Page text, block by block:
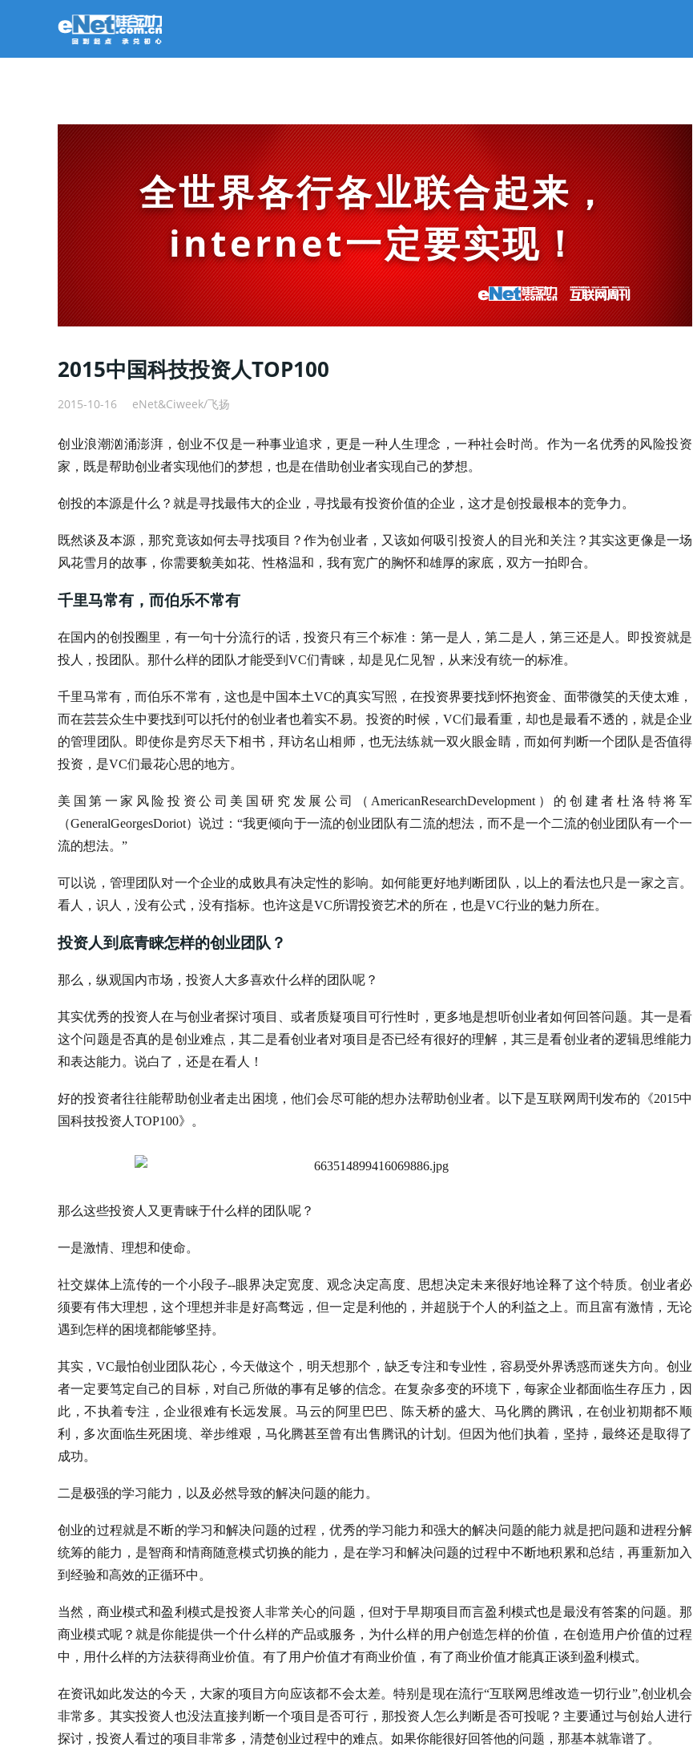
全世界各行各业联合起来，
internet一定要实现！
2015中国科技投资人TOP100
2015-10-16 eNet&Ciweek/飞扬
创业浪潮汹涌澎湃，创业不仅是一种事业追求，更是一种人生理念，一种社会时尚。作为一名优秀的风险投资
家，既是帮助创业者实现他们的梦想，也是在借助创业者实现自己的梦想。
创投的本源是什么？就是寻找最伟大的企业，寻找最有投资价值的企业，这才是创投最根本的竞争力。
既然谈及本源，那究竟该如何去寻找项目？作为创业者，又该如何吸引投资人的目光和关注？其实这更像是一场
风花雪月的故事，你需要貌美如花、性格温和，我有宽广的胸怀和雄厚的家底，双方一拍即合。
千里马常有，而伯乐不常有
在国内的创投圈里，有一句十分流行的话，投资只有三个标准：第一是人，第二是人，第三还是人。即投资就是
投人，投团队。那什么样的团队才能受到VC们青睐，却是见仁见智，从来没有统一的标准。
千里马常有，而伯乐不常有，这也是中国本土VC的真实写照，在投资界要找到怀抱资金、面带微笑的天使太难，
而在芸芸众生中要找到可以托付的创业者也着实不易。投资的时候，VC们最看重，却也是最看不透的，就是企业
的管理团队。即使你是穷尽天下相书，拜访名山相师，也无法练就一双火眼金睛，而如何判断一个团队是否值得
投资，是VC们最花心思的地方。
美国第一家风险投资公司美国研究发展公司（AmericanResearchDevelopment）的创建者杜洛特将军
（GeneralGeorgesDoriot）说过：“我更倾向于一流的创业团队有二流的想法，而不是一个二流的创业团队有一个一
流的想法。”
可以说，管理团队对一个企业的成败具有决定性的影响。如何能更好地判断团队，以上的看法也只是一家之言。
看人，识人，没有公式，没有指标。也许这是VC所谓投资艺术的所在，也是VC行业的魅力所在。
投资人到底青睐怎样的创业团队？
那么，纵观国内市场，投资人大多喜欢什么样的团队呢？
其实优秀的投资人在与创业者探讨项目、或者质疑项目可行性时，更多地是想听创业者如何回答问题。其一是看
这个问题是否真的是创业难点，其二是看创业者对项目是否已经有很好的理解，其三是看创业者的逻辑思维能力
和表达能力。说白了，还是在看人！
好的投资者往往能帮助创业者走出困境，他们会尽可能的想办法帮助创业者。以下是互联网周刊发布的《2015中
国科技投资人TOP100》。
那么这些投资人又更青睐于什么样的团队呢？
一是激情、理想和使命。
社交媒体上流传的一个小段子--眼界决定宽度、观念决定高度、思想决定未来很好地诠释了这个特质。创业者必
须要有伟大理想，这个理想并非是好高骛远，但一定是利他的，并超脱于个人的利益之上。而且富有激情，无论
遇到怎样的困境都能够坚持。
其实，VC最怕创业团队花心，今天做这个，明天想那个，缺乏专注和专业性，容易受外界诱惑而迷失方向。创业
者一定要笃定自己的目标，对自己所做的事有足够的信念。在复杂多变的环境下，每家企业都面临生存压力，因
此，不执着专注，企业很难有长远发展。马云的阿里巴巴、陈天桥的盛大、马化腾的腾讯，在创业初期都不顺
利，多次面临生死困境、举步维艰，马化腾甚至曾有出售腾讯的计划。但因为他们执着，坚持，最终还是取得了
成功。
二是极强的学习能力，以及必然导致的解决问题的能力。
创业的过程就是不断的学习和解决问题的过程，优秀的学习能力和强大的解决问题的能力就是把问题和进程分解
统筹的能力，是智商和情商随意模式切换的能力，是在学习和解决问题的过程中不断地积累和总结，再重新加入
到经验和高效的正循环中。
当然，商业模式和盈利模式是投资人非常关心的问题，但对于早期项目而言盈利模式也是最没有答案的问题。那
商业模式呢？就是你能提供一个什么样的产品或服务，为什么样的用户创造怎样的价值，在创造用户价值的过程
中，用什么样的方法获得商业价值。有了用户价值才有商业价值，有了商业价值才能真正谈到盈利模式。
在资讯如此发达的今天，大家的项目方向应该都不会太差。特别是现在流行“互联网思维改造一切行业”,创业机会
非常多。其实投资人也没法直接判断一个项目是否可行，那投资人怎么判断是否可投呢？主要通过与创始人进行
探讨，投资人看过的项目非常多，清楚创业过程中的难点。如果你能很好回答他的问题，那基本就靠谱了。